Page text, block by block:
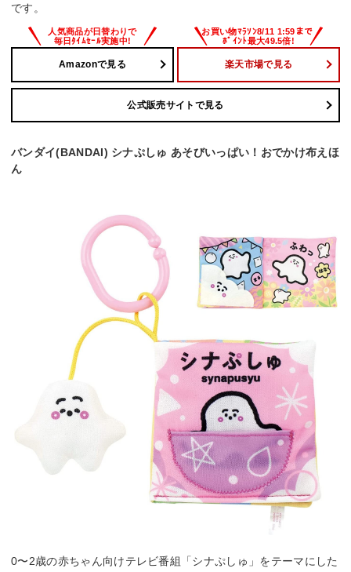
です。
Amazonで見る 楽天市場で見る
公式販売サイトで見る
バンダイ(BANDAI) シナぷしゅ あそびいっぱい！おでかけ布えほ
ん
0〜2歳の赤ちゃん向けテレビ番組「シナぷしゅ」をテーマにした